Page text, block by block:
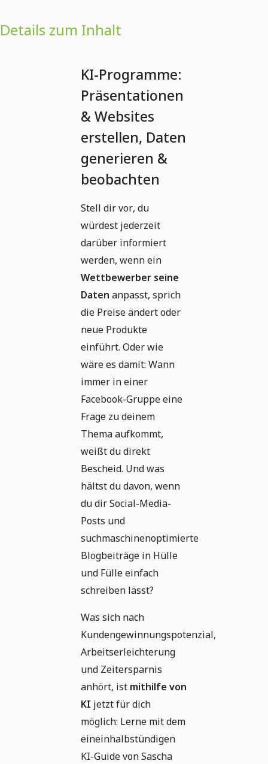
Details zum Inhalt
KI-Programme:
Präsentationen
& Websites
erstellen, Daten
generieren &
beobachten
Stell dir vor, du
würdest jederzeit
darüber informiert
werden, wenn ein
Wettbewerber seine
Daten anpasst, sprich
die Preise ändert oder
neue Produkte
einführt. Oder wie
wäre es damit: Wann
immer in einer
Facebook-Gruppe eine
Frage zu deinem
Thema aufkommt,
weißt du direkt
Bescheid. Und was
hältst du davon, wenn
du dir Social-Media-
Posts und
suchmaschinenoptimierte
Blogbeiträge in Hülle
und Fülle einfach
schreiben lässt?
Was sich nach
Kundengewinnungspotenzial,
Arbeitserleichterung
und Zeitersparnis
anhört, ist mithilfe von
KI jetzt für dich
möglich: Lerne mit dem
eineinhalbstündigen
KI-Guide von Sascha